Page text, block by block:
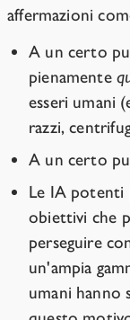
affermazioni
A un certo
pienamente
esseri umani
razzi,
A un certo
Le IA potenti
obiettivi che
perseguire
un'ampia
umani